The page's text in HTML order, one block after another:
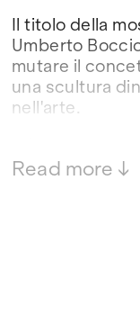
Il titolo della
Umberto
mutare il
una scultura
nell'arte.
figura o gli
Read more ↓